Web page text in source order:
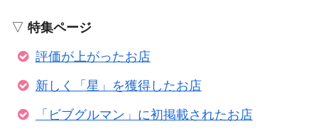
▽ 特集ページ
評価が上がったお店
新しく「星」を獲得したお店
「ビブグルマン」に初掲載されたお店